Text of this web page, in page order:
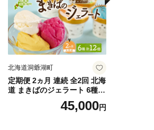
北海道洞爺湖町
定期便 2ヵ月 連続 全2回 北海
道 まきばのジェラート 6種
各2個 計12個 セット ジェラ
ート ミルク 赤しそ カムイミ
45,000円